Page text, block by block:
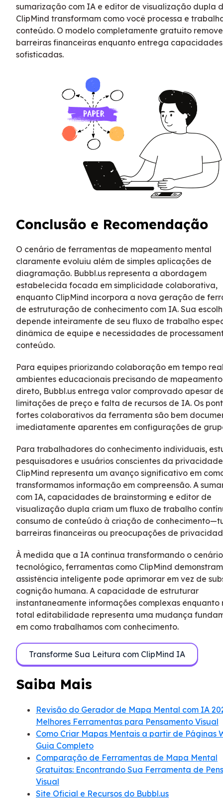
sumarização com IA e editor de visualização dupla
ClipMind transformam como você processa e
conteúdo. O modelo completamente gratuito remove
barreiras financeiras enquanto entrega capacidades
sofisticadas.
Conclusão e Recomendação
O cenário de ferramentas de mapeamento mental
claramente evoluiu além de simples aplicações de
diagramação. Bubbl.us representa a abordagem
estabelecida focada em simplicidade colaborativa,
enquanto ClipMind incorpora a nova geração de
de estruturação de conhecimento com IA. Sua
depende inteiramente de seu fluxo de trabalho
dinâmica de equipe e necessidades de
conteúdo.
Para equipes priorizando colaboração em tempo
ambientes educacionais precisando de
direto, Bubbl.us entrega valor comprovado apesar
limitações de preço e falta de recursos de IA. Os
fortes colaborativos da ferramenta são bem
imediatamente aparentes em configurações de
Para trabalhadores do conhecimento individuais,
pesquisadores e usuários conscientes da
ClipMind representa um avanço significativo em
transformamos informação em compreensão. A
com IA, capacidades de brainstorming e editor de
visualização dupla criam um fluxo de trabalho
consumo de conteúdo à criação de
barreiras financeiras ou preocupações de
À medida que a IA continua transformando o cenário
tecnológico, ferramentas como ClipMind
assistência inteligente pode aprimorar em vez de
cognição humana. A capacidade de estruturar
instantaneamente informações complexas enquanto
total editabilidade representa uma mudança
em como trabalhamos com conhecimento.
Transforme Sua Leitura com ClipMind IA
Saiba Mais
Revisão do Gerador de Mapa Mental com IA
Melhores Ferramentas para Pensamento Visual
Como Criar Mapas Mentais a partir de Páginas
Guia Completo
Comparação de Ferramentas de Mapa Mental
Gratuitas: Encontrando Sua Ferramenta de
Visual
Site Oficial e Recursos do Bubbl.us